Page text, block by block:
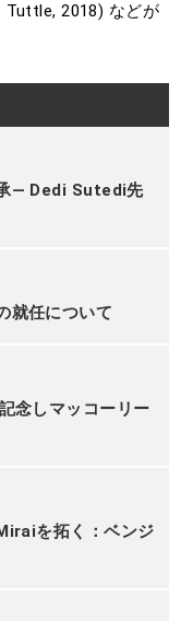
Tuttle, 2018) などが
― Dedi Sutedi先
就任について
念しマッコーリー
を拓く：ベンジ